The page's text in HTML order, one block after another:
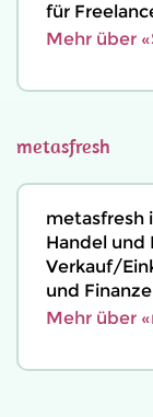
für
Mehr über
metasfresh
metasfresh
Handel und
Verkauf/
und
Mehr über